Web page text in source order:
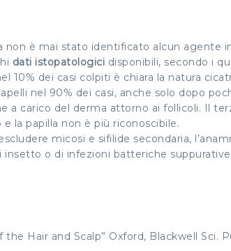
è mai stato identificato alcun agente
dati istopatologici disponibili, secondo i
10% dei casi colpiti è chiara la natura
nel 90% dei casi, anche solo dopo
a carico del derma attorno ai follicoli. Il
la papilla non è più riconoscibile.
micosi e sifilide secondaria,
o di infezioni batteriche
the Hair and Scalp” Oxford, Blackwell Sci.